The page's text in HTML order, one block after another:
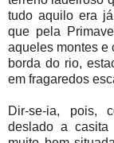
tudo aquilo era
que pela
aqueles montes e
borda do rio,
em fragaredos
Dir-se-ia, pois,
deslado a casita